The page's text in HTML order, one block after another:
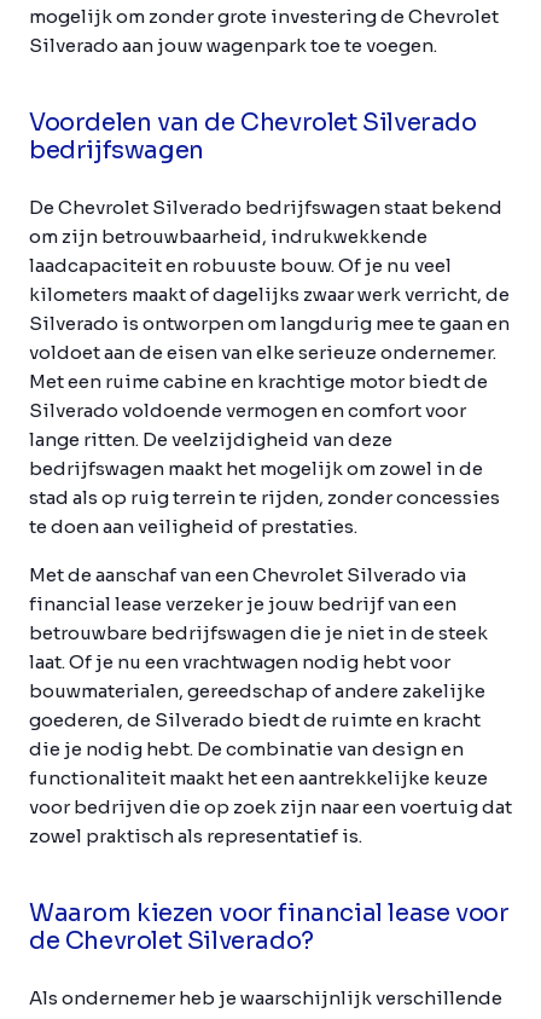
mogelijk om zonder grote investering de Chevrolet
Silverado aan jouw wagenpark toe te voegen.
Voordelen van de Chevrolet Silverado
bedrijfswagen
De Chevrolet Silverado bedrijfswagen staat bekend
om zijn betrouwbaarheid, indrukwekkende
laadcapaciteit en robuuste bouw. Of je nu veel
kilometers maakt of dagelijks zwaar werk verricht, de
Silverado is ontworpen om langdurig mee te gaan en
voldoet aan de eisen van elke serieuze ondernemer.
Met een ruime cabine en krachtige motor biedt de
Silverado voldoende vermogen en comfort voor
lange ritten. De veelzijdigheid van deze
bedrijfswagen maakt het mogelijk om zowel in de
stad als op ruig terrein te rijden, zonder concessies
te doen aan veiligheid of prestaties.
Met de aanschaf van een Chevrolet Silverado via
financial lease verzeker je jouw bedrijf van een
betrouwbare bedrijfswagen die je niet in de steek
laat. Of je nu een vrachtwagen nodig hebt voor
bouwmaterialen, gereedschap of andere zakelijke
goederen, de Silverado biedt de ruimte en kracht
die je nodig hebt. De combinatie van design en
functionaliteit maakt het een aantrekkelijke keuze
voor bedrijven die op zoek zijn naar een voertuig dat
zowel praktisch als representatief is.
Waarom kiezen voor financial lease voor
de Chevrolet Silverado?
Als ondernemer heb je waarschijnlijk verschillende